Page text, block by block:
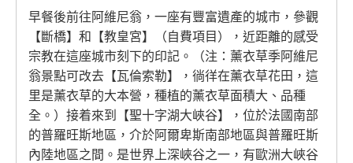
早餐後前往阿維尼翁，一座有豐富遺產的城市，參觀
【斷橋】和【教皇宮】（自費項目），近距離的感受
宗教在這座城市刻下的印記。（注：薰衣草季阿維尼
翁景點可改去【瓦倫索勒】，徜徉在薰衣草花田，這
里是薰衣草的大本營，種植的薰衣草面積大、品種
全。）接着來到【聖十字湖大峽谷】，位於法國南部
的普羅旺斯地區，介於阿爾卑斯南部地區與普羅旺斯
內陸地區之間。是世界上深峽谷之一，有歐洲大峽谷